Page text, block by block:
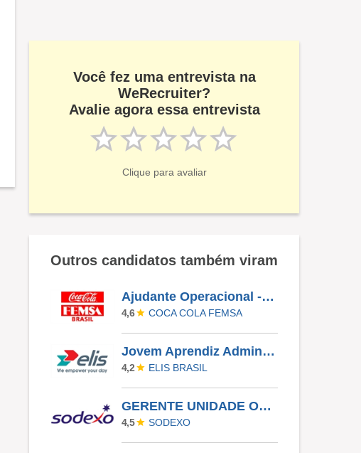
Você fez uma entrevista na
WeRecruiter?
Avalie agora essa entrevista
Clique para avaliar
Outros candidatos também viram
Ajudante Operacional - CD ABC
4,6 COCA COLA FEMSA
Jovem Aprendiz Administrativo
4,2 ELIS BRASIL
GERENTE UNIDADE OPERACIONAL I - UAN
4,5 SODEXO